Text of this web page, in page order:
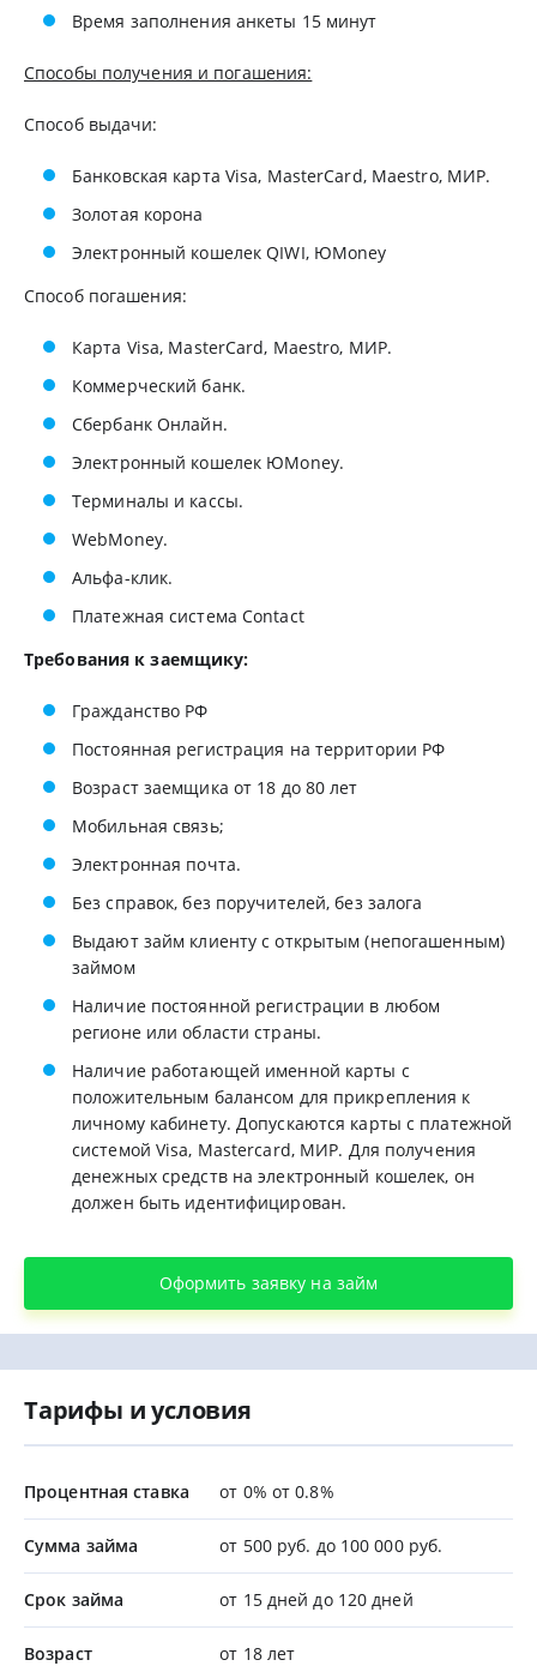
Время заполнения анкеты 15 минут
Способы получения и погашения:
Способ выдачи:
Банковская карта Visa, MasterCard, Maestro, МИР.
Золотая корона
Электронный кошелек QIWI, ЮMoney
Способ погашения:
Карта Visa, MasterCard, Maestro, МИР.
Коммерческий банк.
Сбербанк Онлайн.
Электронный кошелек ЮMoney.
Терминалы и кассы.
WebMoney.
Альфа-клик.
Платежная система Contact
Требования к заемщику:
Гражданство РФ
Постоянная регистрация на территории РФ
Возраст заемщика от 18 до 80 лет
Мобильная связь;
Электронная почта.
Без справок, без поручителей, без залога
Выдают займ клиенту с открытым (непогашенным)
займом
Наличие постоянной регистрации в любом
регионе или области страны.
Наличие работающей именной карты с
положительным балансом для прикрепления к
личному кабинету. Допускаются карты с платежной
системой Visa, Mastercard, МИР. Для получения
денежных средств на электронный кошелек, он
должен быть идентифицирован.
Оформить заявку на займ
Тарифы и условия
Процентная ставка от 0% от 0.8%
Сумма займа от 500 руб. до 100 000 руб.
Срок займа от 15 дней до 120 дней
Возраст от 18 лет